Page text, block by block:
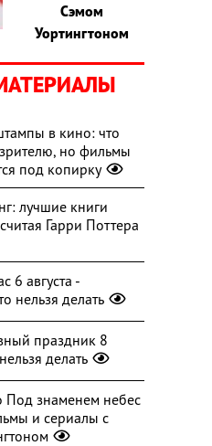
Сэмом
Уортингтоном
в кино: что
но фильмы
под копирку
лучшие книги
Гарри Поттера
6 августа -
нельзя делать
праздник 8
делать
Под знаменем небес
и сериалы с